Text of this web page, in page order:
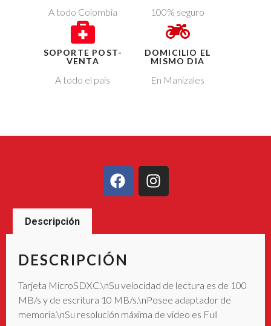
A todo Colombia
SOPORTE POST-
VENTA
A todo el país
100% seguro
DOMICILIO EL
MISMO DIA
En Manizales
Descripción
DESCRIPCIÓN
Tarjeta MicroSDXC.\nSu velocidad de lectura es de 100
MB/s y de escritura 10 MB/s.\nPosee adaptador de
memoria.\nSu resolución máxima de video es Full